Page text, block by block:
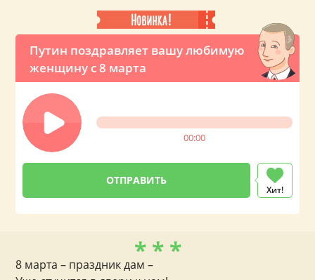
Путин поздравляет вашу любимую
женщину с 8 марта
00:00
Хит!
* * *
8 марта – праздник дам –